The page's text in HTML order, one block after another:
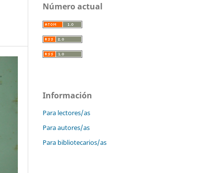
Número actual
Información
Para lectores/as
Para autores/as
Para bibliotecarios/as